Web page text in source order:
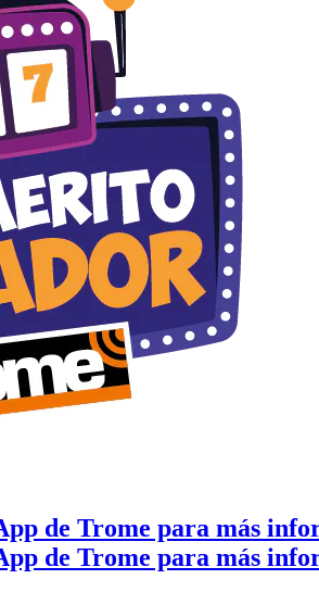
de Trome para más
de Trome para más